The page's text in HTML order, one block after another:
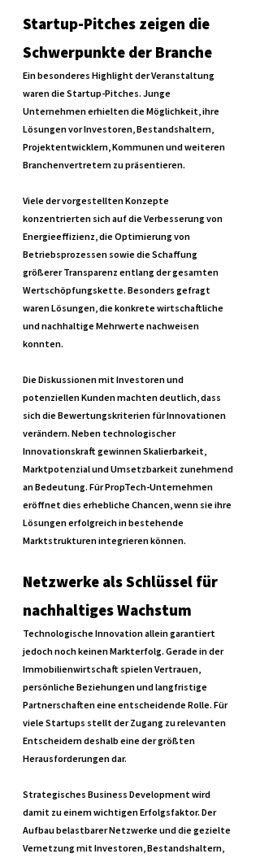
Startup-Pitches zeigen die
Schwerpunkte der Branche
Ein besonderes Highlight der Veranstaltung
waren die Startup-Pitches. Junge
Unternehmen erhielten die Möglichkeit, ihre
Lösungen vor Investoren, Bestandshaltern,
Projektentwicklern, Kommunen und weiteren
Branchenvertretern zu präsentieren.
Viele der vorgestellten Konzepte
konzentrierten sich auf die Verbesserung von
Energieeffizienz, die Optimierung von
Betriebsprozessen sowie die Schaffung
größerer Transparenz entlang der gesamten
Wertschöpfungskette. Besonders gefragt
waren Lösungen, die konkrete wirtschaftliche
und nachhaltige Mehrwerte nachweisen
konnten.
Die Diskussionen mit Investoren und
potenziellen Kunden machten deutlich, dass
sich die Bewertungskriterien für Innovationen
verändern. Neben technologischer
Innovationskraft gewinnen Skalierbarkeit,
Marktpotenzial und Umsetzbarkeit zunehmend
an Bedeutung. Für PropTech-Unternehmen
eröffnet dies erhebliche Chancen, wenn sie ihre
Lösungen erfolgreich in bestehende
Marktstrukturen integrieren können.
Netzwerke als Schlüssel für
nachhaltiges Wachstum
Technologische Innovation allein garantiert
jedoch noch keinen Markterfolg. Gerade in der
Immobilienwirtschaft spielen Vertrauen,
persönliche Beziehungen und langfristige
Partnerschaften eine entscheidende Rolle. Für
viele Startups stellt der Zugang zu relevanten
Entscheidern deshalb eine der größten
Herausforderungen dar.
Strategisches Business Development wird
damit zu einem wichtigen Erfolgsfaktor. Der
Aufbau belastbarer Netzwerke und die gezielte
Vernetzung mit Investoren, Bestandshaltern,